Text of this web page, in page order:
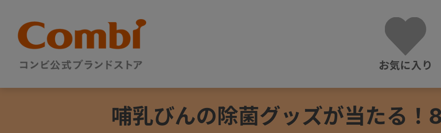
お気に入り
哺乳びんの除菌グッズが当たる